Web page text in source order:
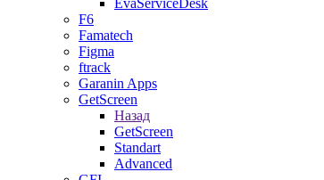
EvaServiceDesk
F6
Famatech
Figma
ftrack
Garanin Apps
GetScreen
Назад
GetScreen
Standart
Advanced